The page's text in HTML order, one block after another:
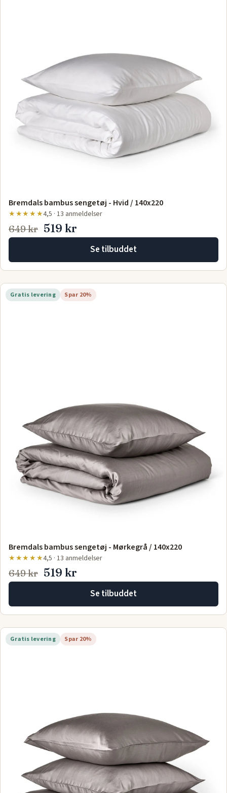
Bremdals bambus sengetøj - Hvid / 140x220
★★★★★4,5 · 13 anmeldelser
649 kr 519 kr
Se tilbuddet
Gratis levering Spar 20%
Bremdals bambus sengetøj - Mørkegrå / 140x220
★★★★★4,5 · 13 anmeldelser
649 kr 519 kr
Se tilbuddet
Gratis levering Spar 20%